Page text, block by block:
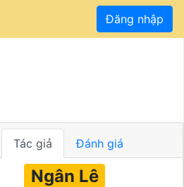
Đăng nhập
Tác giả Đánh giá
Ngân Lê